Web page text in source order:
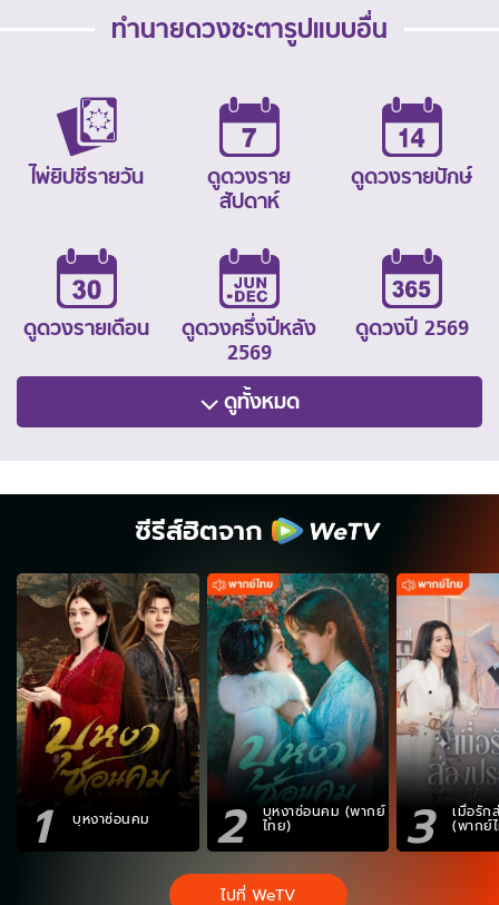
ทำนายดวงชะตารูปแบบอื่น
ไพ่ยิปซีรายวัน
ดูดวงราย
สัปดาห์
ดูดวงรายปักษ์
ดูดวงรายเดือน
ดูดวงครึ่งปีหลัง
2569
ดูดวงปี 2569
ดูทั้งหมด
ซีรีส์ฮิตจาก
1 บุหงาซ่อนคม 2 บุหงาซ่อนคม (พากย์
ไทย) 3 เมื่อรัก
(พากย์
ไปที่ WeTV